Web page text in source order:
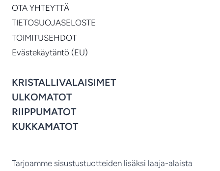
OTA YHTEYTTÄ
TIETOSUOJASELOSTE
TOIMITUSEHDOT
Evästekäytäntö (EU)
KRISTALLIVALAISIMET
ULKOMATOT
RIIPPUMATOT
KUKKAMATOT
Tarjoamme sisustustuotteiden lisäksi laaja-alaista